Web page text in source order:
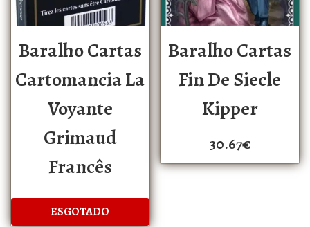
Baralho Cartas
Cartomancia La
Voyante
Grimaud
Francês
Baralho Cartas
Fin De Siecle
Kipper
30.67€